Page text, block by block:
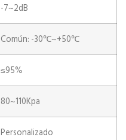
-7~2dB
Común: -30℃~+50℃
≤95%
80~110Kpa
Personalizado